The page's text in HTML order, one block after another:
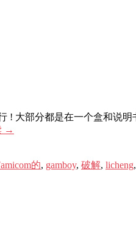
! 大部分都是在一个盒和说明
→
的, gamboy, 破解, licheng,